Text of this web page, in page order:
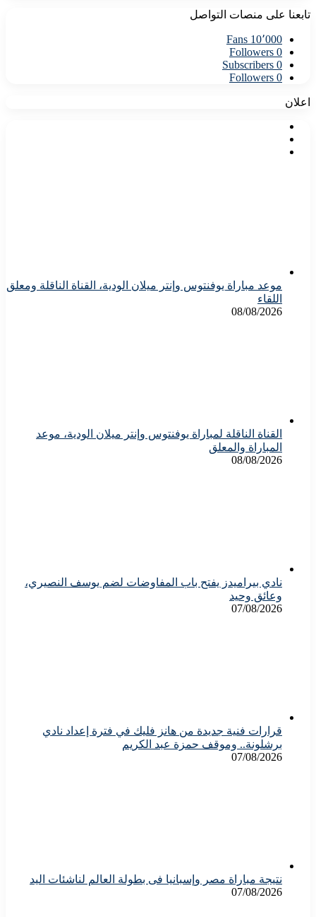
تابعنا على منصات التواصل
10٬000 Fans
0
Followers
0
Subscribers
0
Followers
اعلان
موعد مباراة يوفنتوس وإنتر ميلان الودية، القناة الناقلة ومعلق
اللقاء
08/08/2026
القناة الناقلة لمباراة يوفنتوس وإنتر ميلان الودية، موعد
المباراة والمعلق
08/08/2026
نادي بيراميدز يفتح باب المفاوضات لضم يوسف النصيري،
وعائق وحيد
07/08/2026
قرارات فنية جديدة من هانز فليك في فترة إعداد نادي
برشلونة.. وموقف حمزة عبد الكريم
07/08/2026
نتيجة مباراة مصر وإسبانيا فى بطولة العالم لناشئات اليد
07/08/2026